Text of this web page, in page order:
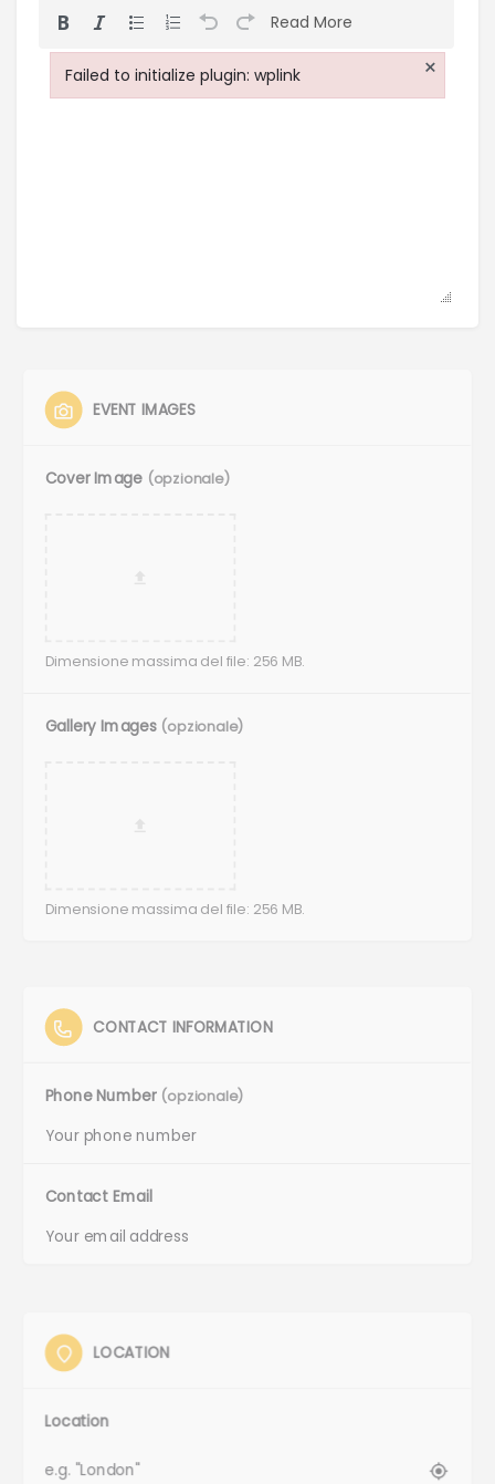
Read More
EVENT IMAGES
Cover Image (opzionale)
Dimensione massima del file: 256 MB.
Gallery Images (opzionale)
Dimensione massima del file: 256 MB.
CONTACT INFORMATION
Phone Number (opzionale)
Contact Email
LOCATION
Location
Failed to initialize plugin: wplink ×
Failed to initialize plugin: wplink